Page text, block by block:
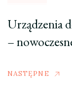
Urządzenia
–
NASTĘPNE